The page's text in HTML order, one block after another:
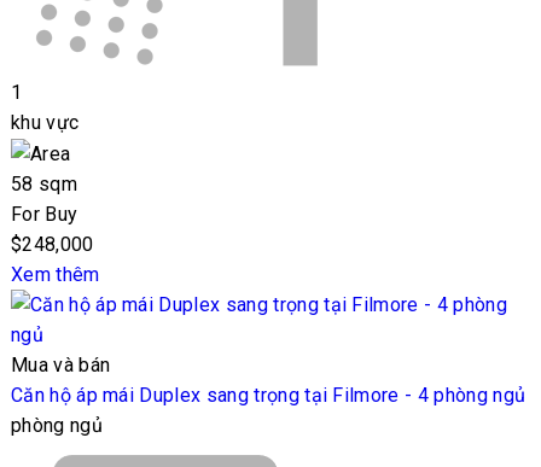
1
khu vực
58 sqm
For Buy
$248,000
Xem thêm
Mua và bán
Căn hộ áp mái Duplex sang trọng tại Filmore - 4 phòng ngủ
phòng ngủ